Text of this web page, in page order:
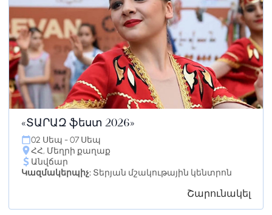
«ՏԱՐԱԶ ֆեստ 2026»
02 Սեպ - 07 Սեպ
ՀՀ, Մեղրի քաղաք
Անվճար
Կազմակերպիչ: Տերյան մշակութային կենտրոն
Շարունակել